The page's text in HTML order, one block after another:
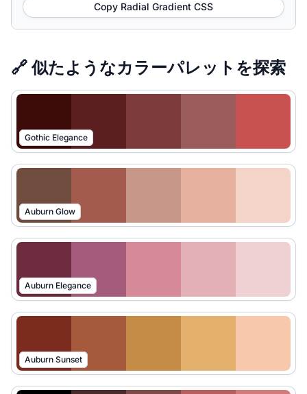
Copy Radial Gradient CSS
🔗 似たようなカラーパレットを探索
Gothic Elegance
Auburn Glow
Auburn Elegance
Auburn Sunset